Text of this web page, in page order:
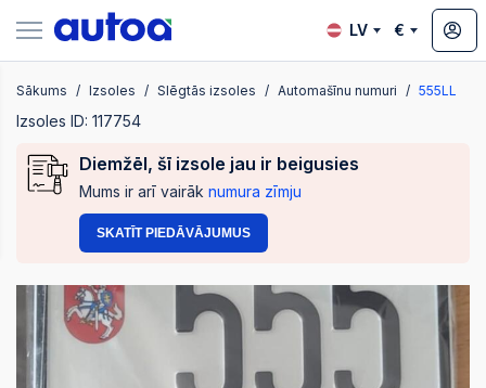
LV €
Sākums Izsoles Slēgtās izsoles Automašīnu numuri 555LL
Izsoles ID: 117754
Diemžēl, šī izsole jau ir beigusies
Mums ir arī vairāk numura zīmju
SKATĪT PIEDĀVĀJUMUS